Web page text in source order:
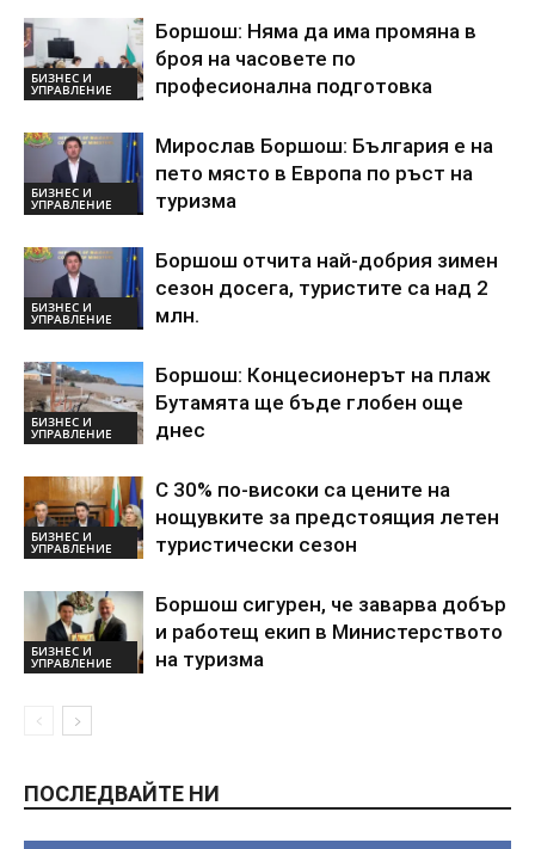
БИЗНЕС И
УПРАВЛЕНИЕ
Боршош: Няма да има промяна в
броя на часовете по
професионална подготовка
БИЗНЕС И
УПРАВЛЕНИЕ
Мирослав Боршош: България е на
пето място в Европа по ръст на
туризма
БИЗНЕС И
УПРАВЛЕНИЕ
Боршош отчита най-добрия зимен
сезон досега, туристите са над 2
млн.
БИЗНЕС И
УПРАВЛЕНИЕ
Боршош: Концесионерът на плаж
Бутамята ще бъде глобен още
днес
БИЗНЕС И
УПРАВЛЕНИЕ
С 30% по-високи са цените на
нощувките за предстоящия летен
туристически сезон
БИЗНЕС И
УПРАВЛЕНИЕ
Боршош сигурен, че заварва добър
и работещ екип в Министерството
на туризма
ПОСЛЕДВАЙТЕ НИ